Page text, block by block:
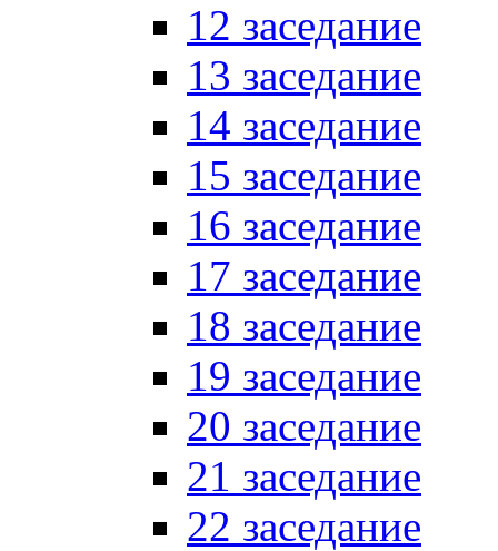
12 заседание
13 заседание
14 заседание
15 заседание
16 заседание
17 заседание
18 заседание
19 заседание
20 заседание
21 заседание
22 заседание